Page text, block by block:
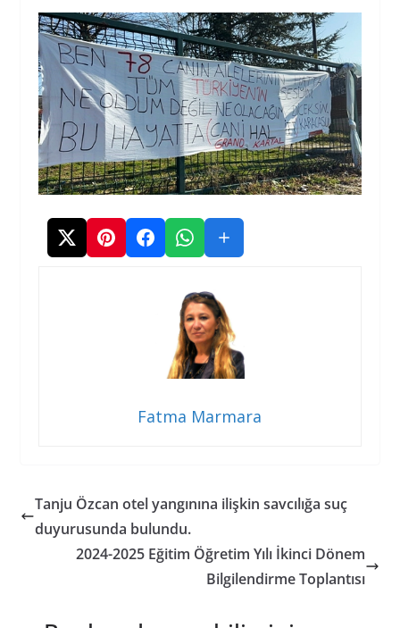
Fatma Marmara
Tanju Özcan otel yangınına ilişkin savcılığa suç
duyurusunda bulundu.
2024-2025 Eğitim Öğretim Yılı İkinci Dönem
Bilgilendirme Toplantısı